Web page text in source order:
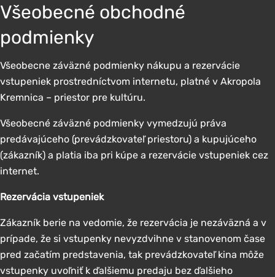
Všeobecné obchodné
podmienky
Všeobecne záväzné podmienky nákupu a rezervácie
vstupeniek prostredníctvom internetu, platné v Akropola
Kremnica – priestor pre kultúru.
Všeobecné záväzné podmienky vymedzujú práva
predávajúceho (prevádzkovateľ priestoru) a kupujúceho
(zákazník) a platia iba pri kúpe a rezervácie vstupeniek cez
internet.
Rezervácia vstupeniek
Zákazník berie na vedomie, že rezervácia je nezáväzná a v
prípade, že si vstupenky nevyzdvihne v stanovenom čase
pred začatím predstavenia, tak prevádzkovateľ kina môže
vstupenky uvoľniť k ďalšiemu predaju bez ďalšieho